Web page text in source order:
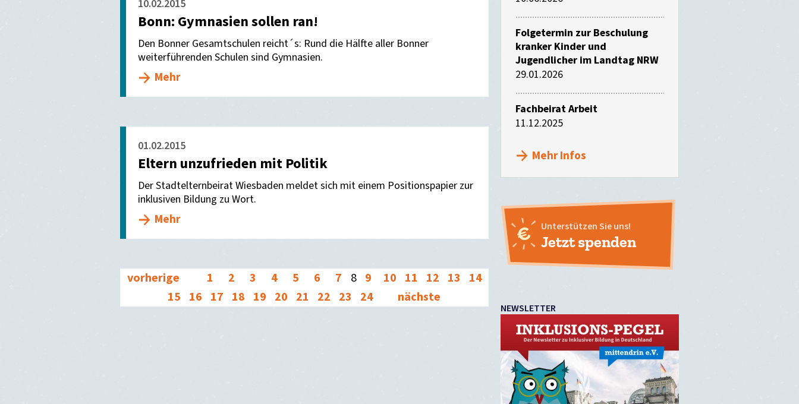
10.02.2015
Bonn: Gymnasien sollen ran!
Den Bonner Gesamtschulen reicht´s: Rund die Hälfte aller Bonner
weiterführenden Schulen sind Gymnasien.
Mehr
01.02.2015
Eltern unzufrieden mit Politik
Der Stadtelternbeirat Wiesbaden meldet sich mit einem Positionspapier zur
inklusiven Bildung zu Wort.
Mehr
vorherige 1 2 3 4 5 6 7 8 9 10 11 12 13
14
15 16 17 18 19 20 21 22 23 24 nächste
Folgetermin zur Beschulung
kranker Kinder und
Jugendlicher im Landtag NRW
29.01.2026
Fachbeirat Arbeit
11.12.2025
Mehr Infos
Unterstützen Sie uns!
Jetzt spenden
NEWSLETTER